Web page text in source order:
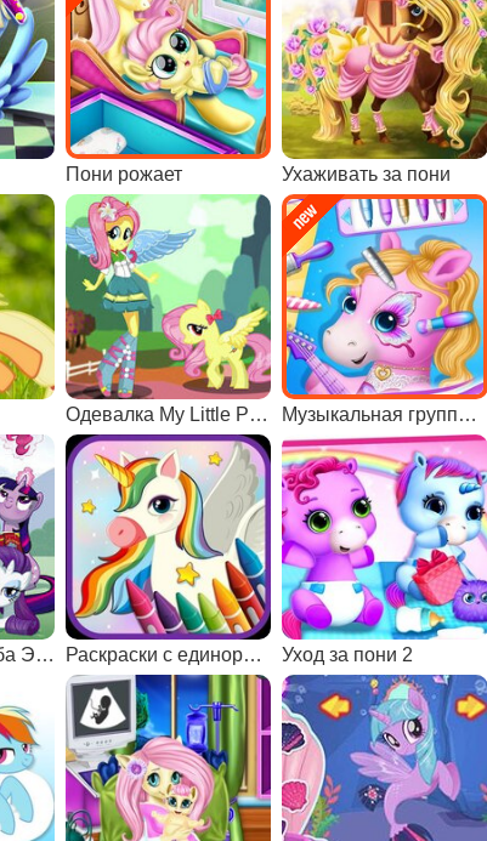
Пони рожает Ухаживать за пони
Одевалка My Little Pony Музыкальная группа сестер пони
Раскраски Дружба Это Чудо Раскраски с единорогами Уход за пони 2